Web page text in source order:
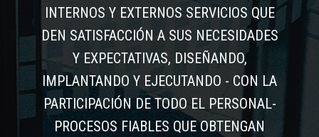
INTERNOS Y EXTERNOS SERVICIOS QUE
DEN SATISFACCIÓN A SUS NECESIDADES
Y EXPECTATIVAS, DISEÑANDO,
IMPLANTANDO Y EJECUTANDO - CON LA
PARTICIPACIÓN DE TODO EL PERSONAL-
PROCESOS FIABLES QUE OBTENGAN